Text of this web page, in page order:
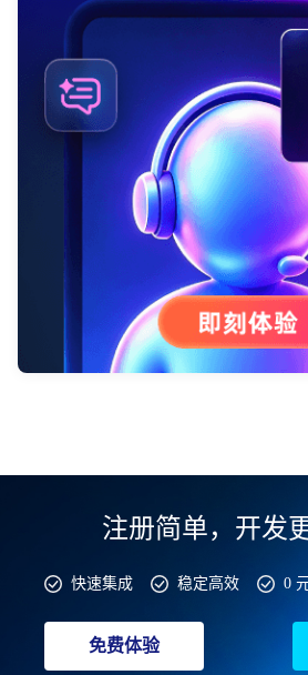
注册简单，开发
快速集成 稳定高效 0
免费体验